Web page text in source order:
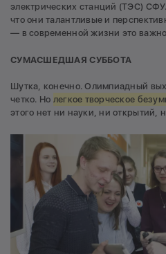
электрических станций (ТЭС)
что они талантливые и
— в современной жизни это
СУМАСШЕДШАЯ СУББОТА
Шутка, конечно. Олимпиадный
четко. Но легкое творческое
этого нет ни науки, ни открытий,